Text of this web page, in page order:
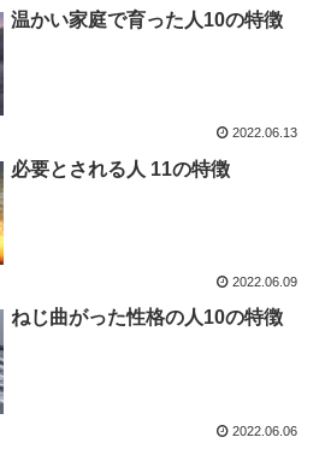
温かい家庭で育った人10の特徴
2022.06.13
必要とされる人 11の特徴
2022.06.09
ねじ曲がった性格の人10の特徴
2022.06.06